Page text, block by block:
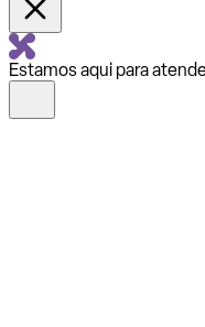
Estamos aqui para